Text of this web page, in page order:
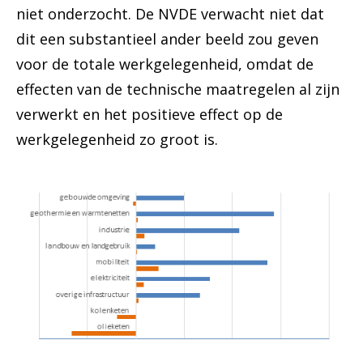
niet onderzocht. De NVDE verwacht niet dat
dit een substantieel ander beeld zou geven
voor de totale werkgelegenheid, omdat de
effecten van de technische maatregelen al zijn
verwerkt en het positieve effect op de
werkgelegenheid zo groot is.